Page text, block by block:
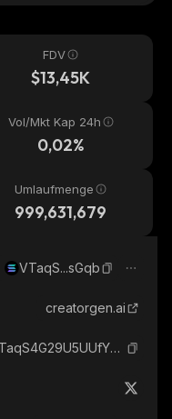
FDV
$13,45K
Vol/Mkt Kap 24h
0,02%
Umlaufmenge
999,631,679
VTaqS...sGqb
creatorgen.ai
VTaqS4G29U5UUfYbXwzPjK4sDPcswuKZfMY34DbsGqb_solana